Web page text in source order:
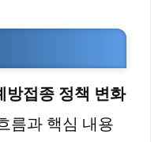
방접종 정책 변화
름과 핵심 내용